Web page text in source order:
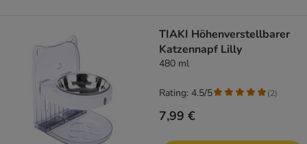
TIAKI Höhenverstellbarer
Katzennapf Lilly
480 ml
7,99 €
Rating: 4.5/5 (2)